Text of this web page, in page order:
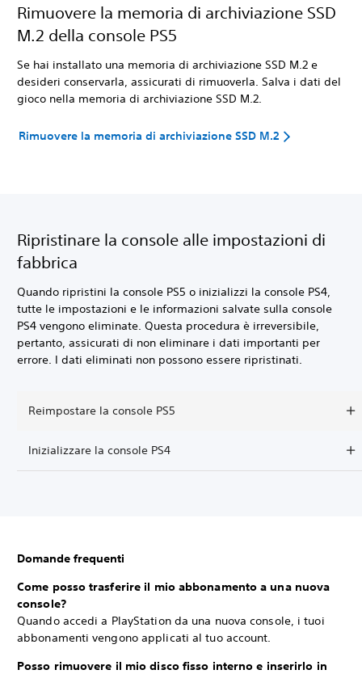
Rimuovere la memoria di archiviazione SSD
M.2 della console PS5
Se hai installato una memoria di archiviazione SSD M.2 e
desideri conservarla, assicurati di rimuoverla. Salva i dati del
gioco nella memoria di archiviazione SSD M.2.
Rimuovere la memoria di archiviazione SSD M.2
Ripristinare la console alle impostazioni di
fabbrica
Quando ripristini la console PS5 o inizializzi la console PS4,
tutte le impostazioni e le informazioni salvate sulla console
PS4 vengono eliminate. Questa procedura è irreversibile,
pertanto, assicurati di non eliminare i dati importanti per
errore. I dati eliminati non possono essere ripristinati.
Reimpostare la console PS5
Inizializzare la console PS4
Domande frequenti
Come posso trasferire il mio abbonamento a una nuova
console?
Quando accedi a PlayStation da una nuova console, i tuoi
abbonamenti vengono applicati al tuo account.
Posso rimuovere il mio disco fisso interno e inserirlo in